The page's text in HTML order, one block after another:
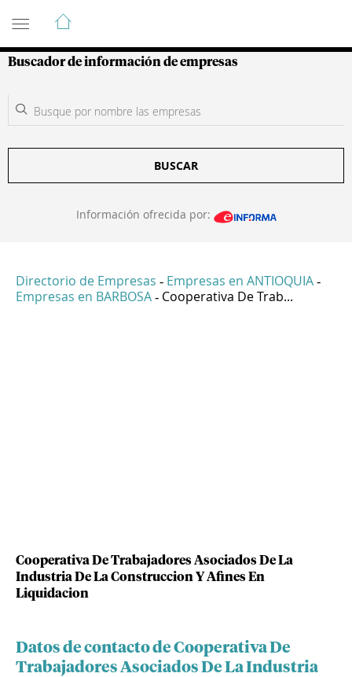
Guía de Empresas Colombianas
Buscador de información de empresas
BUSCAR
Información ofrecida por:
Directorio de Empresas - Empresas en ANTIOQUIA -
Empresas en BARBOSA - Cooperativa De Trab...
Cooperativa De Trabajadores Asociados De La
Industria De La Construccion Y Afines En
Liquidacion
Datos de contacto de Cooperativa De
Trabajadores Asociados De La Industria